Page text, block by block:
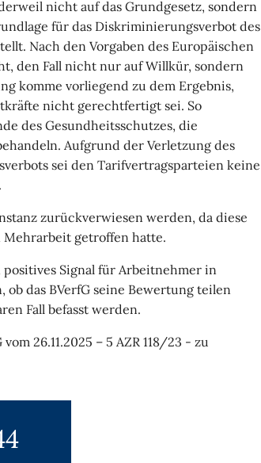
nicht auf das Grundgesetz, sondern
für das Diskriminierungsverbot des
Nach den Vorgaben des Europäischen
den Fall nicht nur auf Willkür, sondern
komme vorliegend zu dem Ergebnis,
nicht gerechtfertigt sei. So
des Gesundheitsschutzes, die
Aufgrund der Verletzung des
sei den Tarifvertragsparteien keine
zurückverwiesen werden, da diese
getroffen hatte.
Signal für Arbeitnehmer in
das BVerfG seine Bewertung teilen
Fall befasst werden.
26.11.2025 – 5 AZR 118/23 - zu